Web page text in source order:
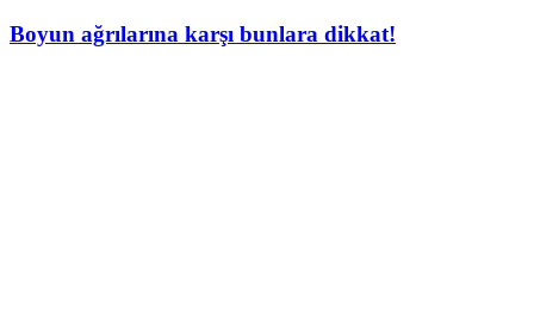
Boyun ağrılarına karşı bunlara dikkat!